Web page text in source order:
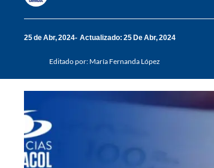
25 de Abr, 2024 Actualizado: 25 De Abr, 2024
Editado por: María Fernanda López